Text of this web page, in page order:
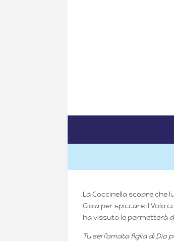
La Coccinella scopre che
Gioia per spiccare il Volo
ha vissuto le permetterà
Tu sei l’amata figlia di